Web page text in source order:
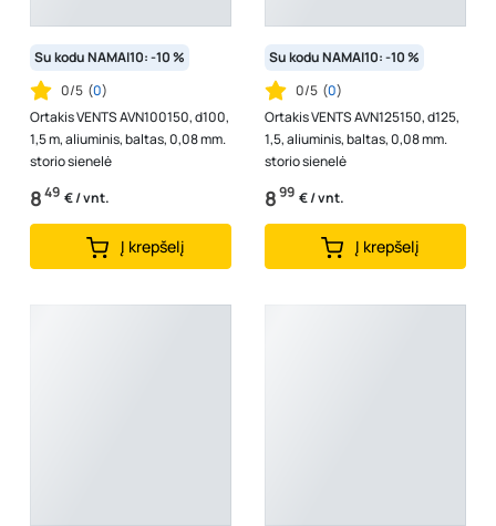
Su kodu NAMAI10: -10 %
0/5 (0)
Ortakis VENTS AVN100150, d100,
1,5 m, aliuminis, baltas, 0,08 mm.
storio sienelė
849 € / vnt.
Į krepšelį
Su kodu NAMAI10: -10 %
0/5 (0)
Ortakis VENTS AVN125150, d125,
1,5, aliuminis, baltas, 0,08 mm.
storio sienelė
899 € / vnt.
Į krepšelį